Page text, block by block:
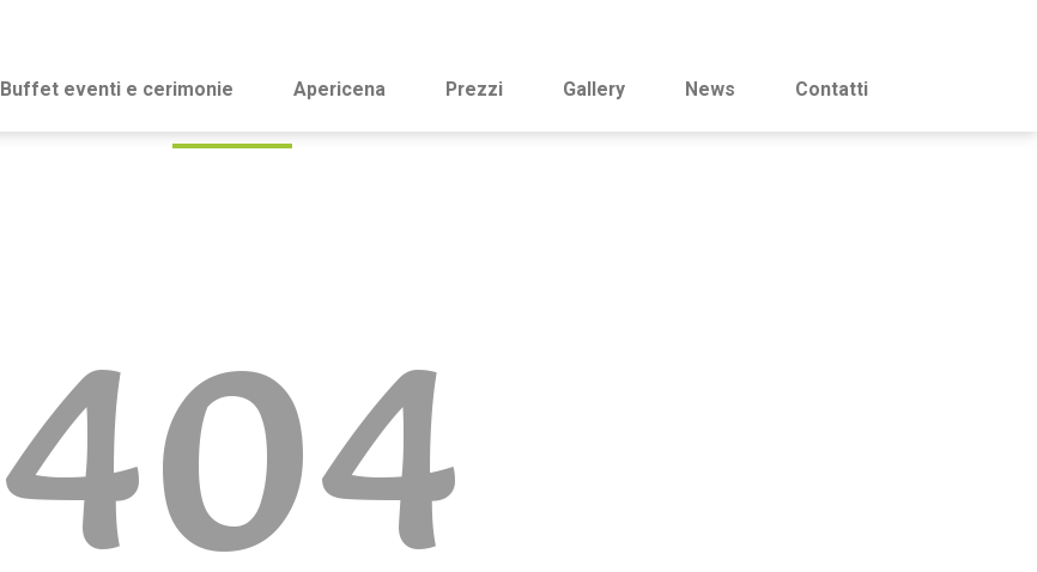
Buffet eventi e cerimonie Apericena Prezzi Gallery News Contatti
404